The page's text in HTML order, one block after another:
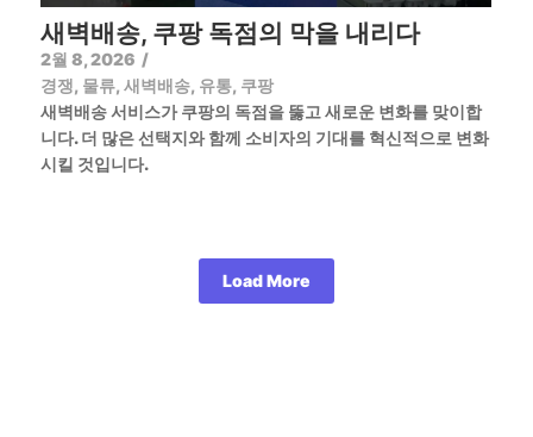
새벽배송, 쿠팡 독점의 막을 내리다
2월 8, 2026 /
경쟁, 물류, 새벽배송, 유통, 쿠팡
새벽배송 서비스가 쿠팡의 독점을 뚫고 새로운 변화를 맞이합
니다. 더 많은 선택지와 함께 소비자의 기대를 혁신적으로 변화
시킬 것입니다.
Load More